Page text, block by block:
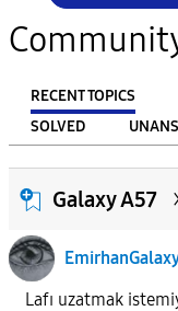
RECENT TOPICS
SOLVED
FILTER:
From
To
Galaxy A57
Lafı uzatmak